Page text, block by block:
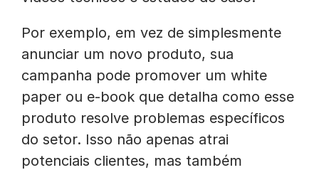
Por exemplo, em vez de simplesmente
anunciar um novo produto, sua
campanha pode promover um white
paper ou e-book que detalha como esse
produto resolve problemas específicos
do setor. Isso não apenas atrai
potenciais clientes, mas também